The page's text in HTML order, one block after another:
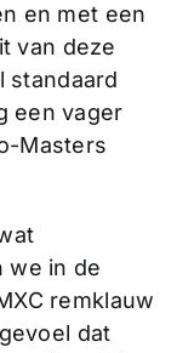
en met een
van deze
standaard
een vager
Masters
we in de
remklauw
dat